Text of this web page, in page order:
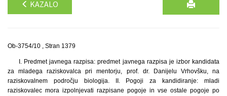
KAZALO
Ob-3754/10 , Stran 1379
I. Predmet javnega razpisa: predmet javnega razpisa je izbor kandidata
za mladega raziskovalca pri mentorju, prof. dr. Danijelu Vrhovšku, na
raziskovalnem področju biologija. II. Pogoji za kandidiranje: mladi
raziskovalec mora izpolnjevati razpisane pogoje in vse ostale pogoje po